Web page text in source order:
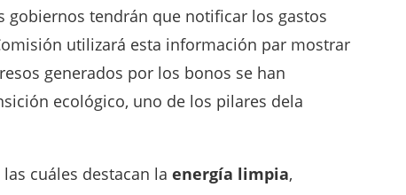
gobiernos tendrán que notificar los gastos
utilizará esta información par mostrar
generados por los bonos se han
ecológico, uno de los pilares dela
cuáles destacan la energía limpia,